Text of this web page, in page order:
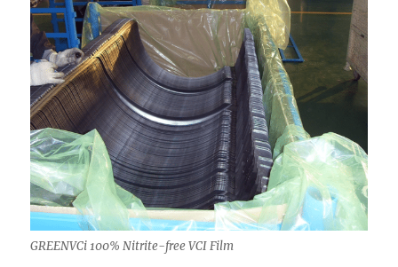
GREENVCi 100% Nitrite-free VCI Film